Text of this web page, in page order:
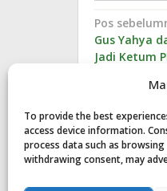
To provide the best
access device information.
process data such as
withdrawing consent, may
pos
Pos
Gus Yahya
Jadi Ketum